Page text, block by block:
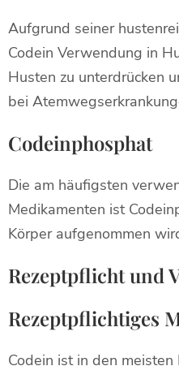
Aufgrund seiner
Codein Verwendung in
Husten zu unterdrücken
bei
Codeinphosphat
Die am häufigsten
Medikamenten ist
Körper aufgenommen
Rezeptpflicht und
Rezeptpflichtiges
Codein ist in den